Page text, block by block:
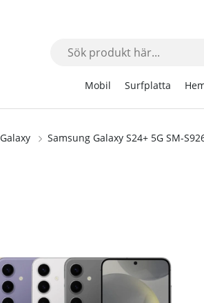
Mobil Surfplatta
Samsung Galaxy S24+ 5G SM-